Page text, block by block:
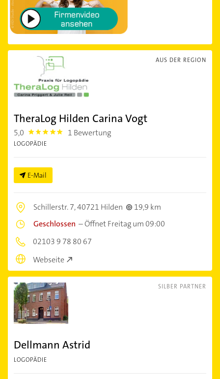
AUS DER REGION
TheraLog Hilden Carina Vogt
5,0 5.0 1 Bewertung
LOGOPÄDIE
E-Mail
Schillerstr. 7,40721 Hilden
19,9 km
Geschlossen –Öffnet Freitag um 09:00
02103 9 78 80 67
Webseite
SILBER PARTNER
Dellmann Astrid
LOGOPÄDIE